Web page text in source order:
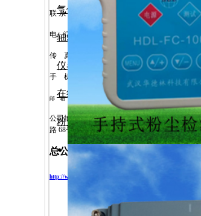
气体检测仪
轴承测温及跑偏控制系统
仪器仪表
在线式粒子计数器
粉尘负压采样仪
联 系 人
电 话 : 027-86976669
传 真 : 027-86976673
手 机 : 18971536297
邮 箱 ： hdlkj69@163.com
公司地址:武汉市阳逻开发区高新
路68号
总公司网页 http://www.whhdlkj.com
http://www.hdl69.com